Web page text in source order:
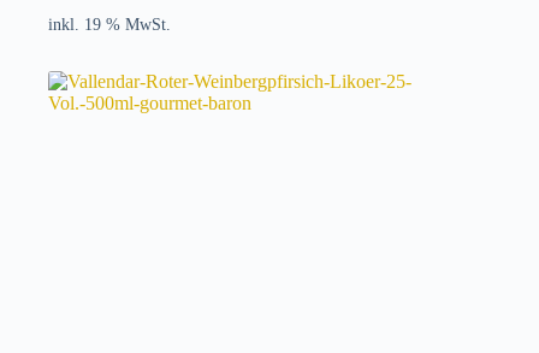
inkl. 19 % MwSt.